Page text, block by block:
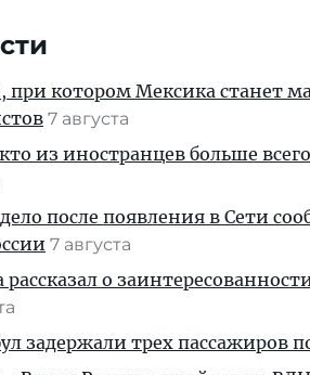
при котором Мексика станет
7 августа
из иностранцев больше
после появления в Сети
7 августа
о
задержали трех пассажиров